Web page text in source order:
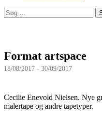
Search
for:
Format artspace
18/08/2017 - 30/09/2017
Cecilie Enevold Nielsen. Nye
malertape og andre tapetyper.